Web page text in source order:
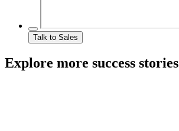
Talk to Sales
Explore more success stories